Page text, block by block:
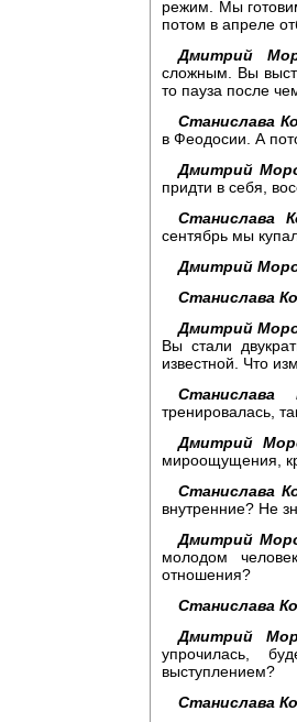
режим. Мы
потом в апреле
Дмитрий
сложным. Вы
то пауза после
Станислава
в Феодосии. А
Дмитрий
придти в себя,
Станислава
сентябрь мы
Дмитрий
Станислава
Дмитрий
Вы стали
известной. Что
Станислава
тренировалась,
Дмитрий
мироощущения,
Станислава
внутренние? Не
Дмитрий
молодом
отношения?
Станислава
Дмитрий
упрочилась,
выступлением?
Станислава